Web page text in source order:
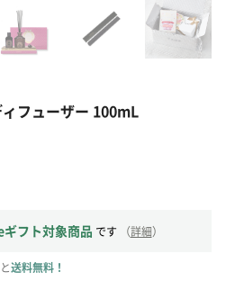
フューザー 100mL
ギフト対象商品 です （詳細）
送料無料！